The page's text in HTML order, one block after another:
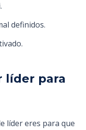
definidos.
líder para
líder eres para que